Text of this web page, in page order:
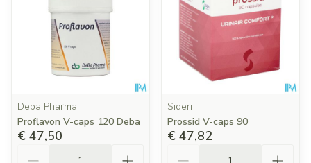
Deba Pharma
Proflavon V-caps 120 Deba
€ 47,50
Sideri
Prossid V-caps 90
€ 47,82